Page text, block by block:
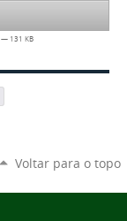
— 131 KB
Voltar para o topo